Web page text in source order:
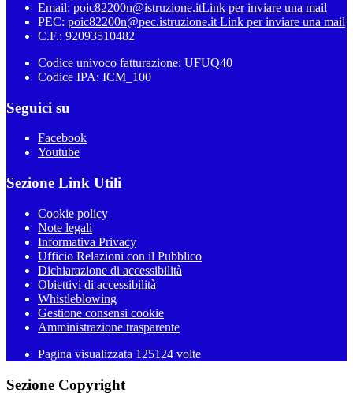
Email: poic82200n@istruzione.itLink per inviare una mail
PEC: poic82200n@pec.istruzione.it Link per inviare una mail
C.F.: 92093510482
Codice univoco fatturazione: UFUQ40
Codice IPA: ICM_100
Seguici su
Facebook
Youtube
Sezione Link Utili
Cookie policy
Note legali
Informativa Privacy
Ufficio Relazioni con il Pubblico
Dichiarazione di accessibilità
Obiettivi di accessibilità
Whistleblowing
Gestione consensi cookie
Amministrazione trasparente
Pagina visualizzata 125124 volte
Sezione Copyright